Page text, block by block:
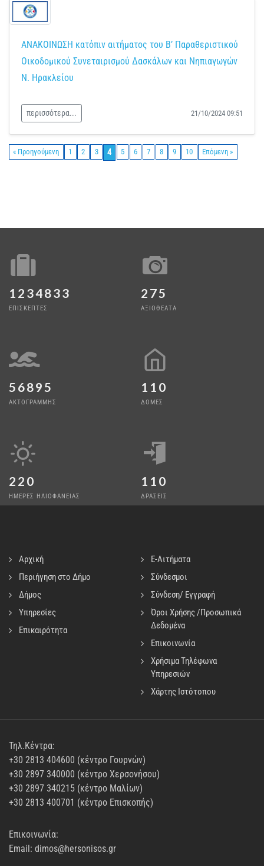
ΑΝΑΚΟΙΝΩΣΗ κατόπιν αιτήματος του Β’ Παραθεριστικού
Οικοδομικού Συνεταιρισμού Δασκάλων και Νηπιαγωγών
Ν. Ηρακλείου
περισσότερα... 21/10/2024 09:51
« Προηγούμενη 1 2 3 4 5 6 7 8 9 10 Επόμενη »
1234833
ΕΠΙΣΚΕΠΤΕΣ
275
ΑΞΙΟΘΕΑΤΑ
56895
ΑΚΤΟΓΡΑΜΜΗΣ
110
ΔΟΜΕΣ
220
ΗΜΕΡΕΣ ΗΛΙΟΦΑΝΕΙΑΣ
110
ΔΡΑΣΕΙΣ
Αρχική
Περιήγηση στο Δήμο
Δήμος
Υπηρεσίες
Επικαιρότητα
E-Αιτήματα
Σύνδεσμοι
Σύνδεση/ Εγγραφή
Όροι Χρήσης /Προσωπικά
Δεδομένα
Επικοινωνία
Χρήσιμα Τηλέφωνα
Υπηρεσιών
Χάρτης Ιστότοπου
Τηλ.Κέντρα:
+30 2813 404600 (κέντρο Γουρνών)
+30 2897 340000 (κέντρο Χερσονήσου)
+30 2897 340215 (κέντρο Μαλίων)
+30 2813 400701 (κέντρο Επισκοπής)
Επικοινωνία:
Email: dimos@hersonisos.gr